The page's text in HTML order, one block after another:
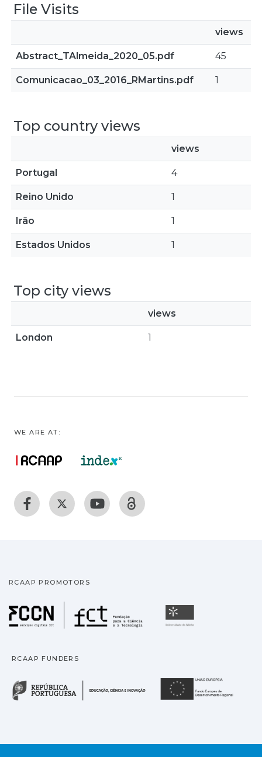
File Visits
views
Abstract_TAlmeida_2020_05.pdf 45
Comunicacao_03_2016_RMartins.pdf 1
Top country views
views
Portugal 4
Reino Unido 1
Irão 1
Estados Unidos 1
Top city views
views
London 1
WE ARE AT:
RCAAP PROMOTORS
Fundação para a
RCAAP FUNDERS
República Portuguesa